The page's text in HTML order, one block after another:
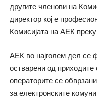
другите членови на
директор кој е
Комисијата на АЕК преку
АЕК во најголем дел се
остварени од
операторите се
за електронските